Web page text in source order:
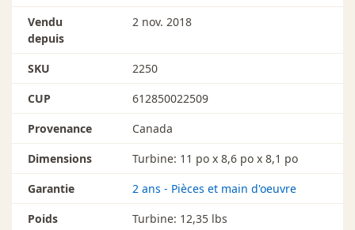
Vendu
depuis
2 nov. 2018
SKU
2250
CUP
612850022509
Provenance
Canada
Dimensions
Turbine: 11 po x 8,6 po x 8,1 po
Garantie
2 ans - Pièces et main d'oeuvre
Poids
Turbine: 12,35 lbs